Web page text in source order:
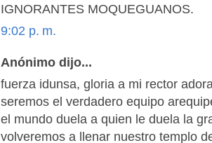
IGNORANTES MOQUEGUANOS.
9:02 p. m.
Anónimo dijo...
fuerza idunsa, gloria a mi rector
seremos el verdadero equipo
el mundo duela a quien le duela la
volveremos a llenar nuestro templo